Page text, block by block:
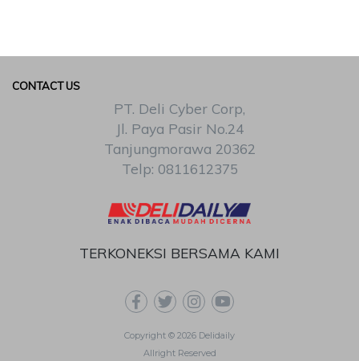
TERKONEKSI BERSAMA KAMI
Copyright © 2026 Delidaily
Allright Reserved
CONTACT US
PT. Deli Cyber Corp,
Jl. Paya Pasir No.24
Tanjungmorawa 20362
Telp: 0811612375